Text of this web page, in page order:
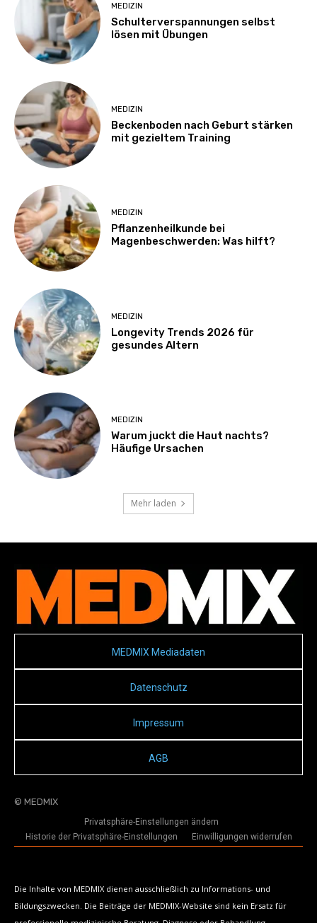
MEDIZIN
Schulterverspannungen selbst
lösen mit Übungen
MEDIZIN
Beckenboden nach Geburt stärken
mit gezieltem Training
MEDIZIN
Pflanzenheilkunde bei
Magenbeschwerden: Was hilft?
MEDIZIN
Longevity Trends 2026 für
gesundes Altern
MEDIZIN
Warum juckt die Haut nachts?
Häufige Ursachen
Mehr laden
MEDMIX Mediadaten
Datenschutz
Impressum
AGB
© MEDMIX
Privatsphäre-Einstellungen ändern
Historie der Privatsphäre-Einstellungen
Einwilligungen widerrufen
Die Inhalte von MEDMIX dienen ausschließlich zu Informations- und
Bildungszwecken. Die Beiträge der MEDMIX-Website sind kein Ersatz für